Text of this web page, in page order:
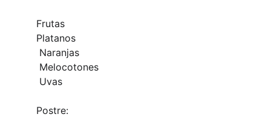
Frutas
Platanos
Naranjas
Melocotones
Uvas
Postre: